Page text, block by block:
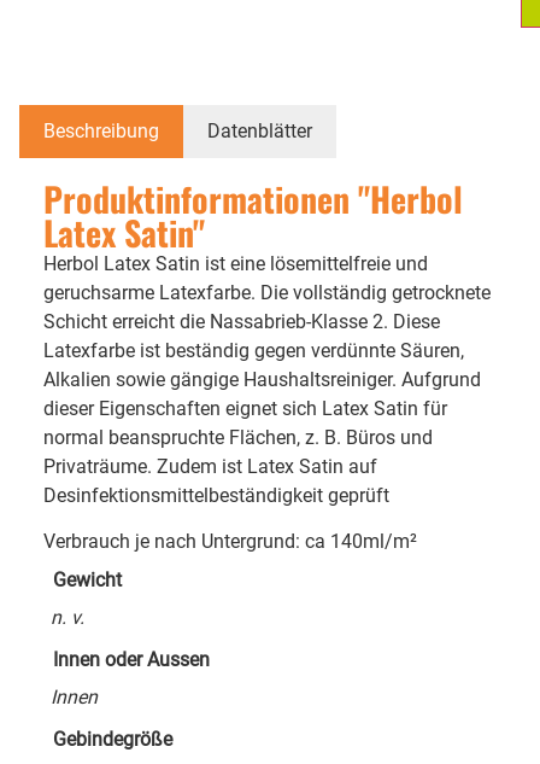
Beschreibung Datenblätter
Produktinformationen "Herbol
Latex Satin"
Herbol Latex Satin ist eine lösemittelfreie und
geruchsarme Latexfarbe. Die vollständig getrocknete
Schicht erreicht die Nassabrieb-Klasse 2. Diese
Latexfarbe ist beständig gegen verdünnte Säuren,
Alkalien sowie gängige Haushaltsreiniger. Aufgrund
dieser Eigenschaften eignet sich Latex Satin für
normal beanspruchte Flächen, z. B. Büros und
Privaträume. Zudem ist Latex Satin auf
Desinfektionsmittelbeständigkeit geprüft
Verbrauch je nach Untergrund: ca 140ml/m²
Gewicht
n. v.
Innen oder Aussen
Innen
Gebindegröße